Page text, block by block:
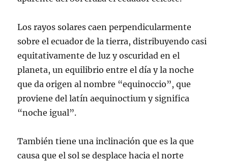
Los rayos solares caen perpendicularmente
sobre el ecuador de la tierra, distribuyendo casi
equitativamente de luz y oscuridad en el
planeta, un equilibrio entre el día y la noche
que da origen al nombre “equinoccio”, que
proviene del latín aequinoctium y significa
“noche igual”.
También tiene una inclinación que es la que
causa que el sol se desplace hacia el norte